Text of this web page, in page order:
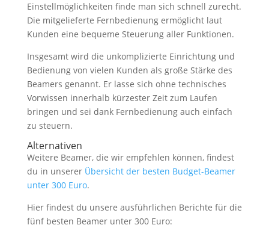
Einstellmöglichkeiten finde man sich schnell zurecht.
Die mitgelieferte Fernbedienung ermöglicht laut
Kunden eine bequeme Steuerung aller Funktionen.
Insgesamt wird die unkomplizierte Einrichtung und
Bedienung von vielen Kunden als große Stärke des
Beamers genannt. Er lasse sich ohne technisches
Vorwissen innerhalb kürzester Zeit zum Laufen
bringen und sei dank Fernbedienung auch einfach
zu steuern.
Alternativen
Weitere Beamer, die wir empfehlen können, findest
du in unserer Übersicht der besten Budget-Beamer
unter 300 Euro.
Hier findest du unsere ausführlichen Berichte für die
fünf besten Beamer unter 300 Euro: